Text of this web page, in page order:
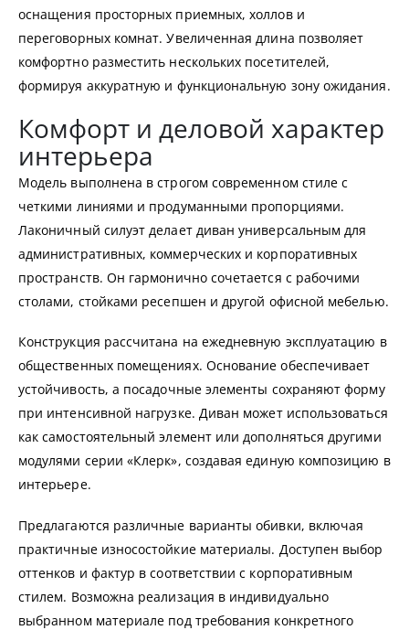
оснащения просторных приемных, холлов и
переговорных комнат. Увеличенная длина позволяет
комфортно разместить нескольких посетителей,
формируя аккуратную и функциональную зону ожидания.
Комфорт и деловой характер
интерьера
Модель выполнена в строгом современном стиле с
четкими линиями и продуманными пропорциями.
Лаконичный силуэт делает диван универсальным для
административных, коммерческих и корпоративных
пространств. Он гармонично сочетается с рабочими
столами, стойками ресепшен и другой офисной мебелью.
Конструкция рассчитана на ежедневную эксплуатацию в
общественных помещениях. Основание обеспечивает
устойчивость, а посадочные элементы сохраняют форму
при интенсивной нагрузке. Диван может использоваться
как самостоятельный элемент или дополняться другими
модулями серии «Клерк», создавая единую композицию в
интерьере.
Предлагаются различные варианты обивки, включая
практичные износостойкие материалы. Доступен выбор
оттенков и фактур в соответствии с корпоративным
стилем. Возможна реализация в индивидуально
выбранном материале под требования конкретного